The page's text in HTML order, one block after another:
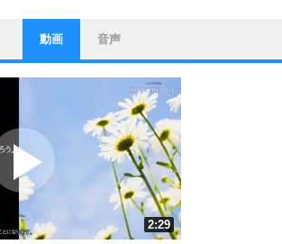
ストレス対策
他人と比べない。
いっそのこと、他人を見ない。
いらいらしない人になる30の方法
プラス思考
ポジティブになれない原因は、行動しないから。
ポジティブ思考になる30の方法
人生、なんとかなるもの。
気楽に生きる30の方法
動画 音声
2:29